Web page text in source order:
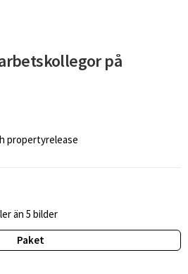
på
propertyrelease
än 5 bilder
Paket